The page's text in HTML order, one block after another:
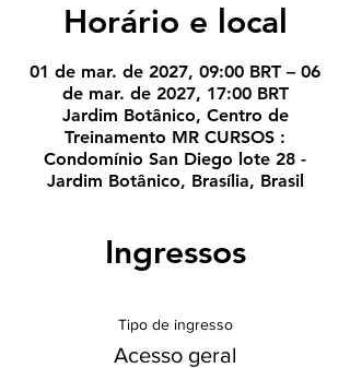
Horário e local
01 de mar. de 2027, 09:00 BRT – 06
de mar. de 2027, 17:00 BRT
Jardim Botânico, Centro de
Treinamento MR CURSOS :
Condomínio San Diego lote 28 -
Jardim Botânico, Brasília, Brasil
Ingressos
Tipo de ingresso
Acesso geral